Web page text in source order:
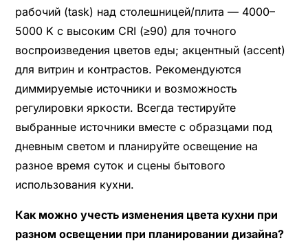
рабочий (task) над столешницей/плита — 4000–
5000 K с высоким CRI (≥90) для точного
воспроизведения цветов еды; акцентный (accent)
для витрин и контрастов. Рекомендуются
диммируемые источники и возможность
регулировки яркости. Всегда тестируйте
выбранные источники вместе с образцами под
дневным светом и планируйте освещение на
разное время суток и сцены бытового
использования кухни.
Как можно учесть изменения цвета кухни при
разном освещении при планировании дизайна?